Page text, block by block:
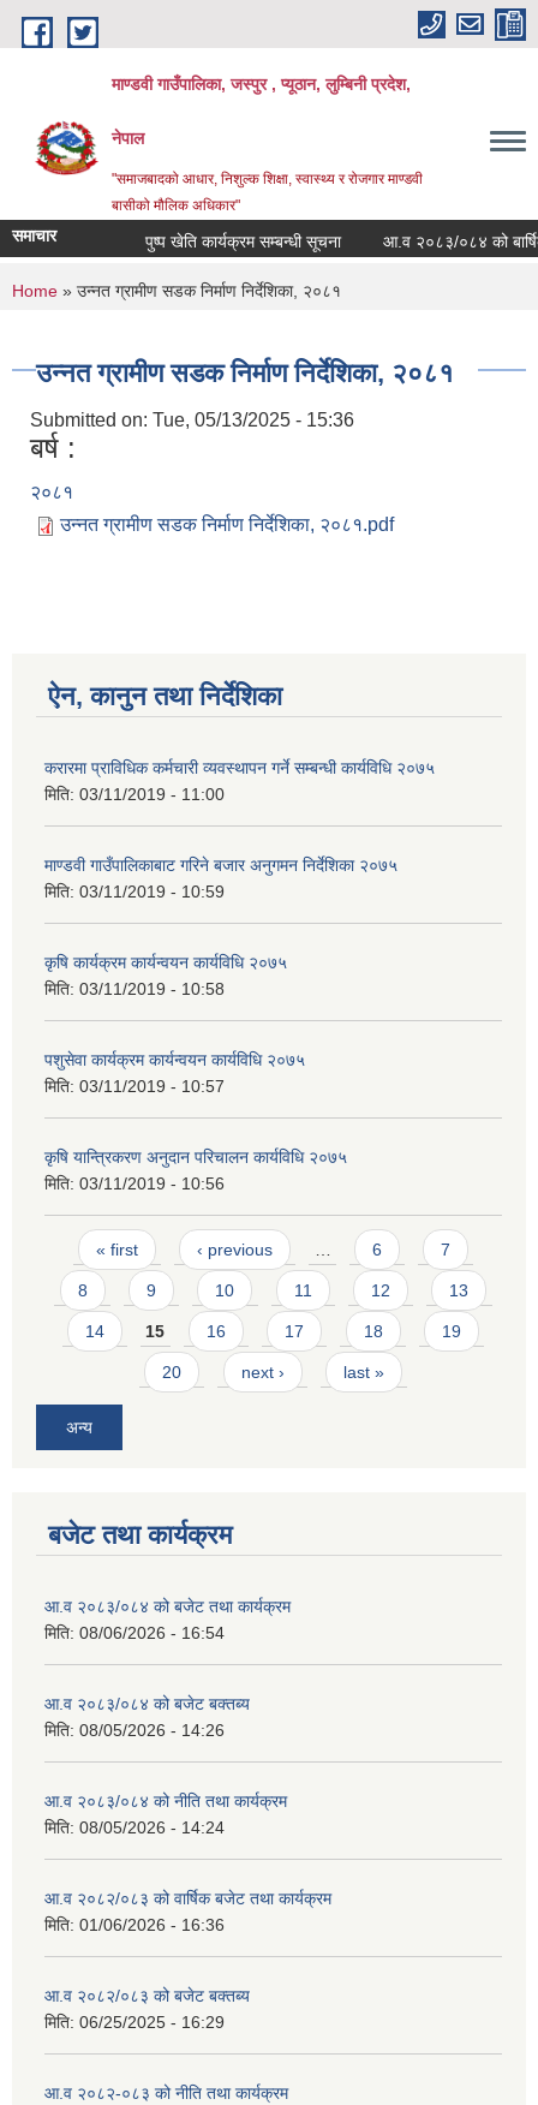
Skip to main content
माण्डवी गाउँपालिका, जस्पुर , प्यूठान, लुम्बिनी प्रदेश,
नेपाल
"समाजबादको आधार, निशुल्क शिक्षा, स्वास्थ्य र रोजगार माण्डवी
बासीको मौलिक अधिकार"
समाचार पुष्प खेति कार्यक्रम सम्बन्धी सूचना आ.व २०८३/०८४ को बार्षिक
You are here
Home » उन्नत ग्रामीण सडक निर्माण निर्देशिका, २०८१
उन्नत ग्रामीण सडक निर्माण निर्देशिका, २०८१
Submitted on: Tue, 05/13/2025 - 15:36
बर्ष :
२०८१
उन्नत ग्रामीण सडक निर्माण निर्देशिका, २०८१.pdf
ऐन, कानुन तथा निर्देशिका
करारमा प्राविधिक कर्मचारी व्यवस्थापन गर्ने सम्बन्धी कार्यविधि २०७५
मिति: 03/11/2019 - 11:00
माण्डवी गाउँपालिकाबाट गरिने बजार अनुगमन निर्देशिका २०७५
मिति: 03/11/2019 - 10:59
कृषि कार्यक्रम कार्यन्वयन कार्यविधि २०७५
मिति: 03/11/2019 - 10:58
पशुसेवा कार्यक्रम कार्यन्वयन कार्यविधि २०७५
मिति: 03/11/2019 - 10:57
कृषि यान्त्रिकरण अनुदान परिचालन कार्यविधि २०७५
मिति: 03/11/2019 - 10:56
Pages
« first ‹ previous 6 7
8 9 10 11 12 13
14 15 16 17 18 19
20 next › last »
अन्य
बजेट तथा कार्यक्रम
आ.व २०८३/०८४ को बजेट तथा कार्यक्रम
मिति: 08/06/2026 - 16:54
आ.व २०८३/०८४ को बजेट बक्तब्य
मिति: 08/05/2026 - 14:26
आ.व २०८३/०८४ को नीति तथा कार्यक्रम
मिति: 08/05/2026 - 14:24
आ.व २०८२/०८३ को वार्षिक बजेट तथा कार्यक्रम
मिति: 01/06/2026 - 16:36
आ.व २०८२/०८३ को बजेट बक्तब्य
मिति: 06/25/2025 - 16:29
आ.व २०८२-०८३ को नीति तथा कार्यक्रम